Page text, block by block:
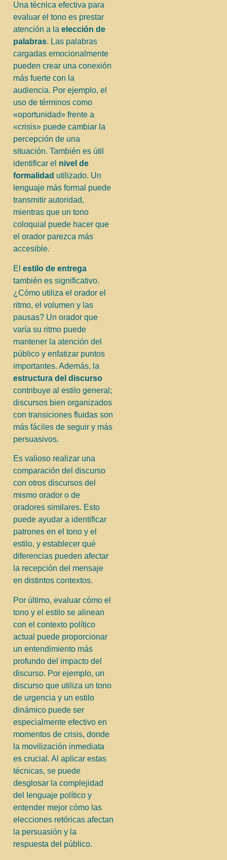
Una técnica efectiva para
evaluar el tono es prestar
atención a la elección de
palabras. Las palabras
cargadas emocionalmente
pueden crear una conexión
más fuerte con la
audiencia. Por ejemplo, el
uso de términos como
«oportunidad» frente a
«crisis» puede cambiar la
percepción de una
situación. También es útil
identificar el nivel de
formalidad utilizado. Un
lenguaje más formal puede
transmitir autoridad,
mientras que un tono
coloquial puede hacer que
el orador parezca más
accesible.
El estilo de entrega
también es significativo.
¿Cómo utiliza el orador el
ritmo, el volumen y las
pausas? Un orador que
varía su ritmo puede
mantener la atención del
público y enfatizar puntos
importantes. Además, la
estructura del discurso
contribuye al estilo general;
discursos bien organizados
con transiciones fluidas son
más fáciles de seguir y más
persuasivos.
Es valioso realizar una
comparación del discurso
con otros discursos del
mismo orador o de
oradores similares. Esto
puede ayudar a identificar
patrones en el tono y el
estilo, y establecer qué
diferencias pueden afectar
la recepción del mensaje
en distintos contextos.
Por último, evaluar cómo el
tono y el estilo se alinean
con el contexto político
actual puede proporcionar
un entendimiento más
profundo del impacto del
discurso. Por ejemplo, un
discurso que utiliza un tono
de urgencia y un estilo
dinámico puede ser
especialmente efectivo en
momentos de crisis, donde
la movilización inmediata
es crucial. Al aplicar estas
técnicas, se puede
desglosar la complejidad
del lenguaje político y
entender mejor cómo las
elecciones retóricas afectan
la persuasión y la
respuesta del público.